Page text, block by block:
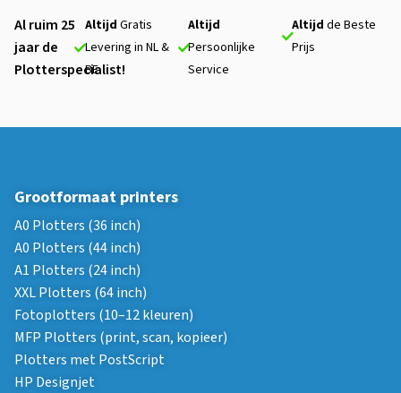
Al ruim 25
jaar de
Plotterspecialist!
Altijd Gratis
Levering in NL &
BE
Altijd
Persoonlijke
Service
Altijdde Beste
Prijs
Grootformaat printers
A0 Plotters (36 inch)
A0 Plotters (44 inch)
A1 Plotters (24 inch)
XXL Plotters (64 inch)
Fotoplotters (10–12 kleuren)
MFP Plotters (print, scan, kopieer)
Plotters met PostScript
HP Designjet